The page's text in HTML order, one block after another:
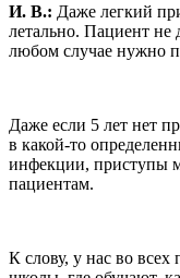
И. В.: Даже легкий
летально. Пациент не
любом случае нужно
Даже если 5 лет нет
в какой-то
инфекции, приступы
пациентам.
К слову, у нас во